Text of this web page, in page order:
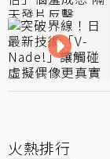
火熱排行